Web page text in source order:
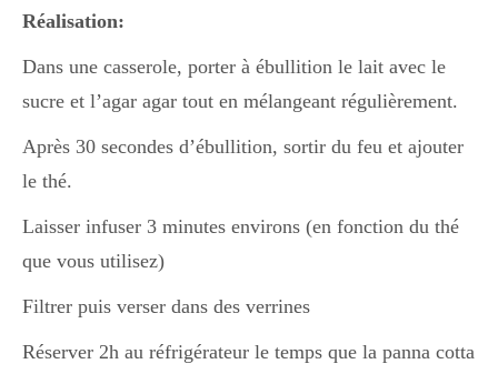
Réalisation:
Dans une casserole, porter à ébullition le lait avec le
sucre et l’agar agar tout en mélangeant régulièrement.
Après 30 secondes d’ébullition, sortir du feu et ajouter
le thé.
Laisser infuser 3 minutes environs (en fonction du thé
que vous utilisez)
Filtrer puis verser dans des verrines
Réserver 2h au réfrigérateur le temps que la panna cotta